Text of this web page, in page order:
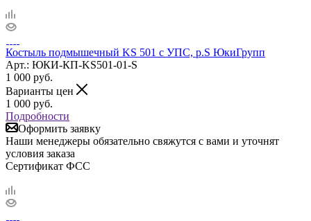
Костыль подмышечный KS 501 с УПС, р.S ЮкиГрупп
Арт.: ЮКИ-КП-KS501-01-S
1 000 руб.
Варианты цен
1 000 руб.
Подробности
Оформить заявку
Наши менеджеры обязательно свяжутся с вами и уточнят
условия заказа
Сертификат ФСС